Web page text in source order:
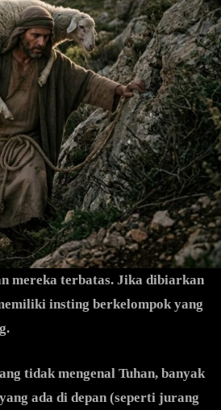
mereka terbatas. Jika dibiarkan
insting berkelompok yang
tidak mengenal Tuhan, banyak
ada di depan (seperti jurang